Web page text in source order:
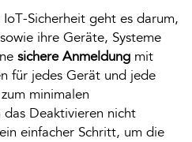
Sicherheit geht es darum,
ihre Geräte, Systeme
sichere Anmeldung mit
für jedes Gerät und jede
minimalen
Deaktivieren nicht
einfacher Schritt, um die